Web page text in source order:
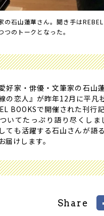
の石山蓮華さん。聞き手は
つのトークとなった。
好家・俳優・文筆家の石山
の恋人』が昨年12月に平凡
BOOKSで開催された刊行
いてたっぷり語り尽くし
ても活躍する石山さんが
届けします。
Share